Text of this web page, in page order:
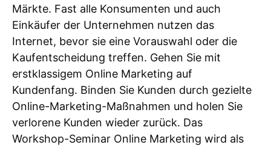
Märkte. Fast alle Konsumenten und auch
Einkäufer der Unternehmen nutzen das
Internet, bevor sie eine Vorauswahl oder die
Kaufentscheidung treffen. Gehen Sie mit
erstklassigem Online Marketing auf
Kundenfang. Binden Sie Kunden durch gezielte
Online-Marketing-Maßnahmen und holen Sie
verlorene Kunden wieder zurück. Das
Workshop-Seminar Online Marketing wird als